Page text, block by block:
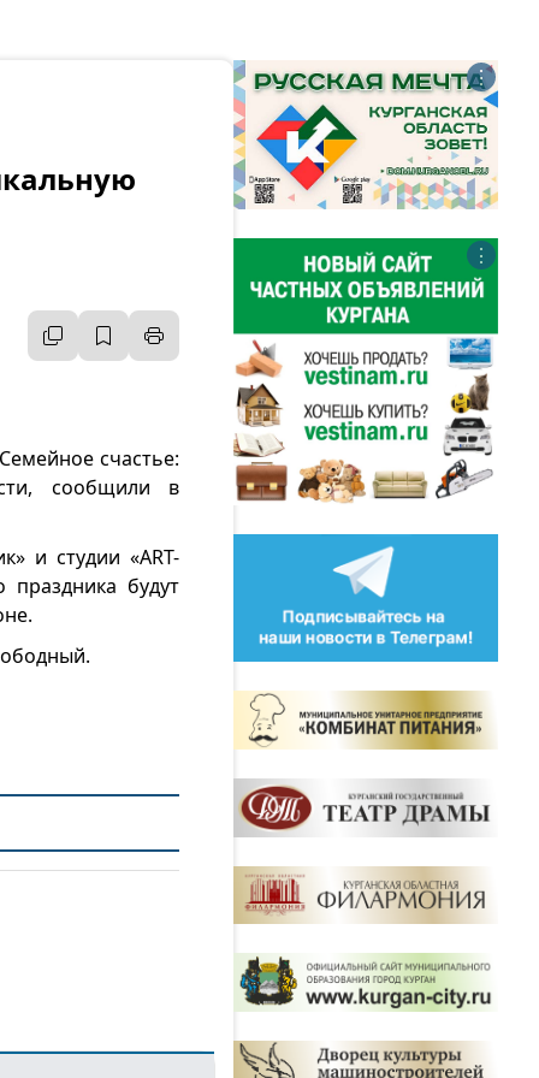
счастье:
сообщили в
и студии «ART-
праздника будут
⋮
⋮